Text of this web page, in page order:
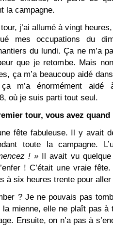
la campagne.
j’ai allumé à vingt
mes occupations du
du lundi. Ça ne m’a
que je retombe. Mais
ça m’a beaucoup aidé
m’a énormément aidé
où je suis parti tout seul.
tour, vous avez
fête fabuleuse. Il y avait
toute la campagne.
! » Il avait vu quelque
! C’était une vraie
à six heures trente pour
? Je ne pouvais pas
mienne, elle ne plaît pas à
Ensuite, on n’a pas à